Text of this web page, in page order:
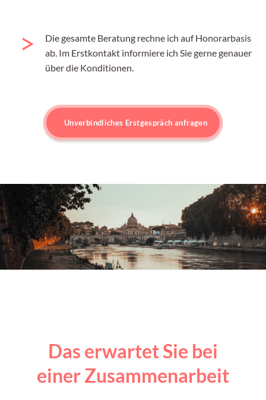
Die gesamte Beratung rechne ich auf Honorarbasis
ab. Im Erstkontakt informiere ich Sie gerne genauer
über die Konditionen.
Unverbindliches Erstgespräch anfragen
Das erwartet Sie bei
einer Zusammenarbeit